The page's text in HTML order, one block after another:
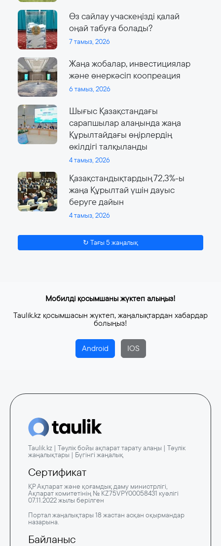
Өз сайлау учаскеңізді қалай
оңай табуға болады?
7 тамыз, 2026
Жаңа жобалар, инвестициялар
және өнеркәсіп коопреация
6 тамыз, 2026
Шығыс Қазақстандағы
сарапшылар алаңында жаңа
Құрылтайдағы өңірлердің
өкілдігі талқыланды
4 тамыз, 2026
Қазақстандықтардың 72,3%-ы
жаңа Құрылтай үшін дауыс
беруге дайын
4 тамыз, 2026
↻ Тағы 5 жаңалық
Мобилді қосымшаны жүктеп алыңыз!
Taulik.kz қосымшасын жүктеп, жаңалықтардан хабардар
болыңыз!
Android IOS
Taulik.kz | Тәулік бойы ақпарат тарату алаңы | Тәулік
жаңалықтары | Бүгінгі жаңалық
Сертификат
ҚР Ақпарат және қоғамдық даму министрлігі,
Ақпарат комитетінің № KZ75VPY00058431 куәлігі
07.11.2022 жылы берілген
Портал жаңалықтары 18 жастан асқан оқырмандар
назарына.
Байланыс